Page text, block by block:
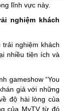
lĩnh vực này.
nghiệm khách
nghiệm khách
nhiều tiện ích và
gameshow “You
giả với những
độ hài lòng của
của MyTV từ đó